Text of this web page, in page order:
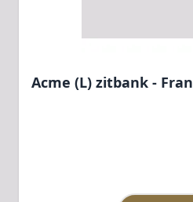
Acme (L) zitbank -